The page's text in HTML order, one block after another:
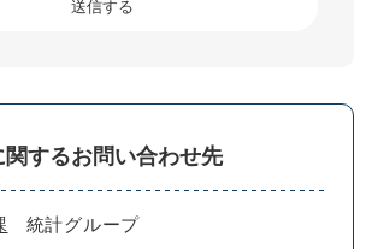
関するお問い合わせ先
統計グループ